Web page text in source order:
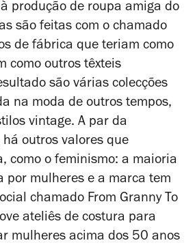
produção de roupa amiga do
são feitas com o chamado
de fábrica que teriam como
como outros têxteis
são várias colecções
na moda de outros tempos,
vintage. A par da
outros valores que
como o feminismo: a maioria
por mulheres e a marca tem
chamado From Granny To
ateliês de costura para
mulheres acima dos 50 anos